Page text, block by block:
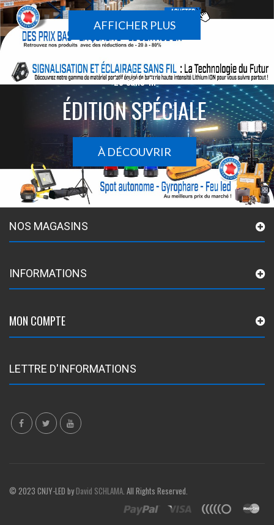
AFFICHER PLUS
Le sans-fil
ÉDITION SPÉCIALE
À DÉCOUVRIR
NOS MAGASINS
INFORMATIONS
MON COMPTE
LETTRE D'INFORMATIONS
© 2023 CNJY-LED byDavid SCHLAMA. All Rights Reserved.